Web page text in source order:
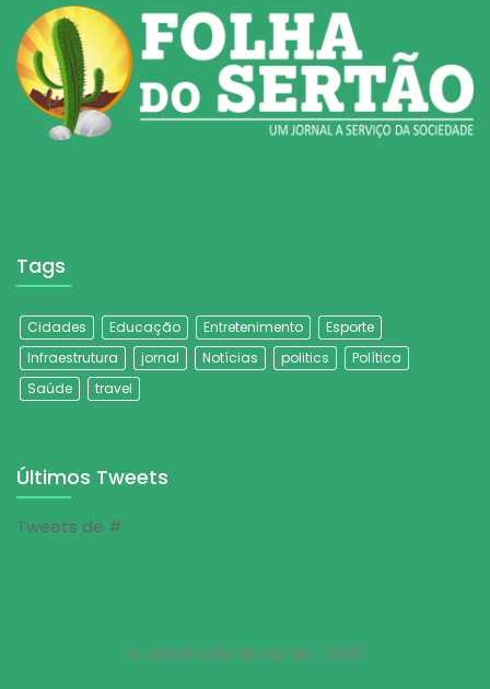
Tags
Cidades Educação Entretenimento
Esporte
Infraestrutura
jornal Notícias politics
Política
Saúde
travel
Últimos Tweets
Tweets de #
© Jornal Folha do Sertão | 2023